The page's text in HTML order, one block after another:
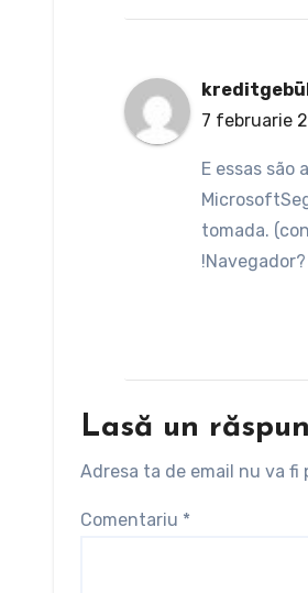
7 februarie
E essas são
tomada.
Lasă un
Adresa ta de email nu va fi
Comentariu *